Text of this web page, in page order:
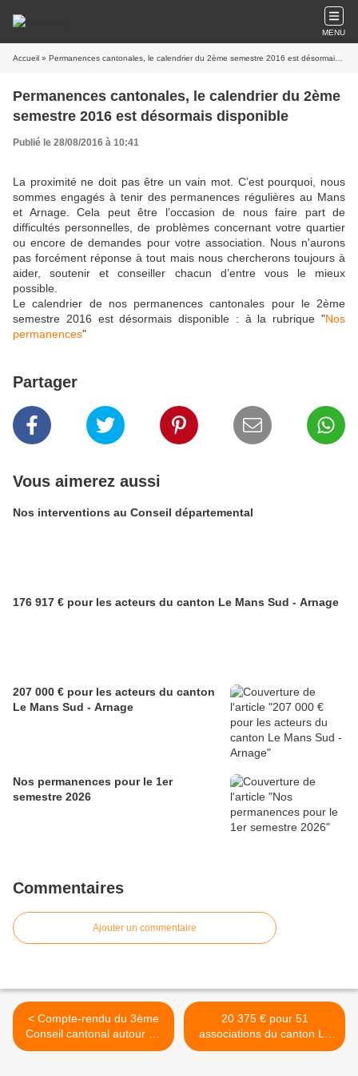
MENU
Accueil » Permanences cantonales, le calendrier du 2ème semestre 2016 est désormais disponible
Permanences cantonales, le calendrier du 2ème
semestre 2016 est désormais disponible
Publié le 28/08/2016 à 10:41
La proximité ne doit pas être un vain mot. C’est pourquoi, nous
sommes engagés à tenir des permanences régulières au Mans
et Arnage. Cela peut être l’occasion de nous faire part de
difficultés personnelles, de problèmes concernant votre quartier
ou encore de demandes pour votre association. Nous n'aurons
pas forcément réponse à tout mais nous chercherons toujours à
aider, soutenir et conseiller chacun d’entre vous le mieux
possible.
Le calendrier de nos permanences cantonales pour le 2ème
semestre 2016 est désormais disponible : à la rubrique "Nos
permanences"
Partager
Vous aimerez aussi
Nos interventions au Conseil départemental
176 917 € pour les acteurs du canton Le Mans Sud - Arnage
207 000 € pour les acteurs du canton
Le Mans Sud - Arnage
Nos permanences pour le 1er
semestre 2026
Commentaires
Ajouter un commentaire
< Compte-rendu du 3ème
Conseil cantonal autour du
Budget 2016 et des
20 375 € pour 51
associations du canton Le
Mans Sud - Arnage >